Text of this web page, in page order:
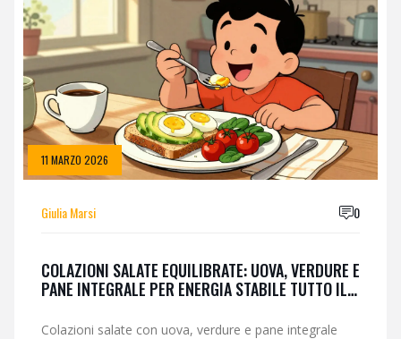
11 MARZO 2026
Giulia Marsi 0
COLAZIONI SALATE EQUILIBRATE: UOVA, VERDURE E
PANE INTEGRALE PER ENERGIA STABILE TUTTO IL
Colazioni salate con uova, verdure e pane integrale